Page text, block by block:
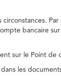
bancaire
sur le Point de
les